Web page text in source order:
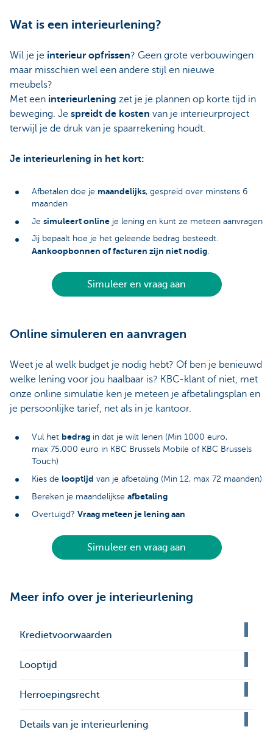
Wat is een interieurlening?
Wil je je interieur opfrissen? Geen grote verbouwingen
maar misschien wel een andere stijl en nieuwe
meubels?
Met een interieurlening zet je je plannen op korte tijd in
beweging. Je spreidt de kosten van je interieurproject
terwijl je de druk van je spaarrekening houdt.
Je interieurlening in het kort:
Afbetalen doe je maandelijks, gespreid over minstens 6
maanden
Je simuleert online je lening en kunt ze meteen aanvragen
Jij bepaalt hoe je het geleende bedrag besteedt.
Aankoopbonnen of facturen zijn niet nodig
Simuleer en vraag aan
Online simuleren en aanvragen
Weet je al welk budget je nodig hebt? Of ben je benieuwd
welke lening voor jou haalbaar is? KBC-klant of niet, met
onze online simulatie ken je meteen je afbetalingsplan en
je persoonlijke tarief, net als in je kantoor.
Vul het bedrag in dat je wilt lenen (Min 1000 euro,
max 75.000 euro in KBC Brussels Mobile of KBC Brussels
Touch)
Kies de looptijd van je afbetaling (Min 12, max 72 maanden)
Bereken je maandelijkse afbetaling
Overtuigd? Vraag meteen je lening aan
Simuleer en vraag aan
Meer info over je interieurlening
Kredietvoorwaarden
Looptijd
Herroepingsrecht
Details van je interieurlening